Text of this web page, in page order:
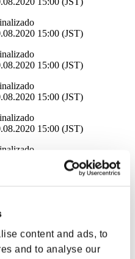
content and ads, to
and to analyse our
15:00 (JST)
15:00 (JST)
15:00 (JST)
15:00 (JST)
15:00 (JST)